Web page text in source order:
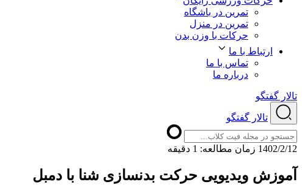
تمرین در باشگاه
تمرین در منزل
حرکات با وزن بدن
ارتباط با ما
تماس با ما
درباره ما
تالار گفتگو
تالار گفتگو
1402/2/12 ﺯﻣﺎﻥ ﻣﻄﺎﻟﻌﻪ: 1 دقیقه
آموزش ویدیویی حرکت بدنسازی شنا با دمبل